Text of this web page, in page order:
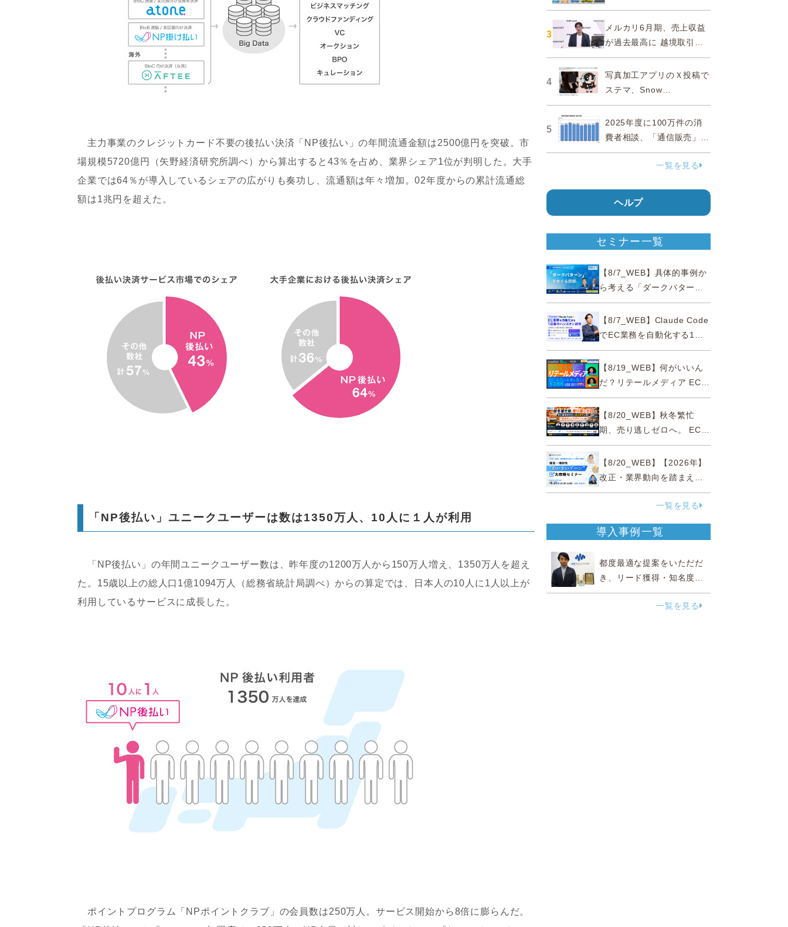
主力事業のクレジットカード不要の後払い決済「NP後払い」の年間流通金額は2500億円を突破。市
場規模5720億円（矢野経済研究所調べ）から算出すると43％を占め、業界シェア1位が判明した。大手
企業では64％が導入しているシェアの広がりも奏功し、流通額は年々増加。02年度からの累計流通総
額は1兆円を超えた。
「NP後払い」ユニークユーザーは数は1350万人、10人に１人が利用
「NP後払い」の年間ユニークユーザー数は、昨年度の1200万人から150万人増え、1350万人を超え
た。15歳以上の総人口1億1094万人（総務省統計局調べ）からの算定では、日本人の10人に1人以上が
利用しているサービスに成長した。
ポイントプログラム「NPポイントクラブ」の会員数は250万人。サービス開始から8倍に膨らんだ。
運輸/佐川急便/西濃運輸/福
山通運
3
メルカリ6月期、売上収益
が過去最高に 越境取引が
急成長
4
写真加工アプリのＸ投稿で
ステマ、Snow
Corporationと日本法人に
措置命令
5
2025年度に100万件の消
費者相談、「通信販売」が
38.0％占める…国民生活セ
一覧を見る
ヘルプ
セミナー一覧
【8/7_WEB】具体的事例か
ら考える「ダークパター
ン」をめぐる問題【薬事法
広告研究所×通販通信
ECMO】
【8/7_WEB】Claude Code
でEC業務を自動化する1日
集中ハンズオン研修【10名
限定・東京三田】
【8/19_WEB】何がいいん
だ？リテールメディア EC・
小売の未来を変える事業戦
略【8/20_WEB】秋冬繁忙
期、売り逃しゼロへ。 EC運
営効率化と機会損失を防ぐ
『直前チェックポイント』
【8/20_WEB】【2026年】
改正・業界動向を踏まえて
事例で理解 健食・機能
性“あいまいゾーン”大攻略セ
一覧を見る
導入事例一覧
都度最適な提案をいただだ
き、リード獲得・知名度向
上に効果実感
一覧を見る